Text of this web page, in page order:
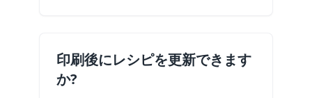
印刷後にレシピを更新できます
か?